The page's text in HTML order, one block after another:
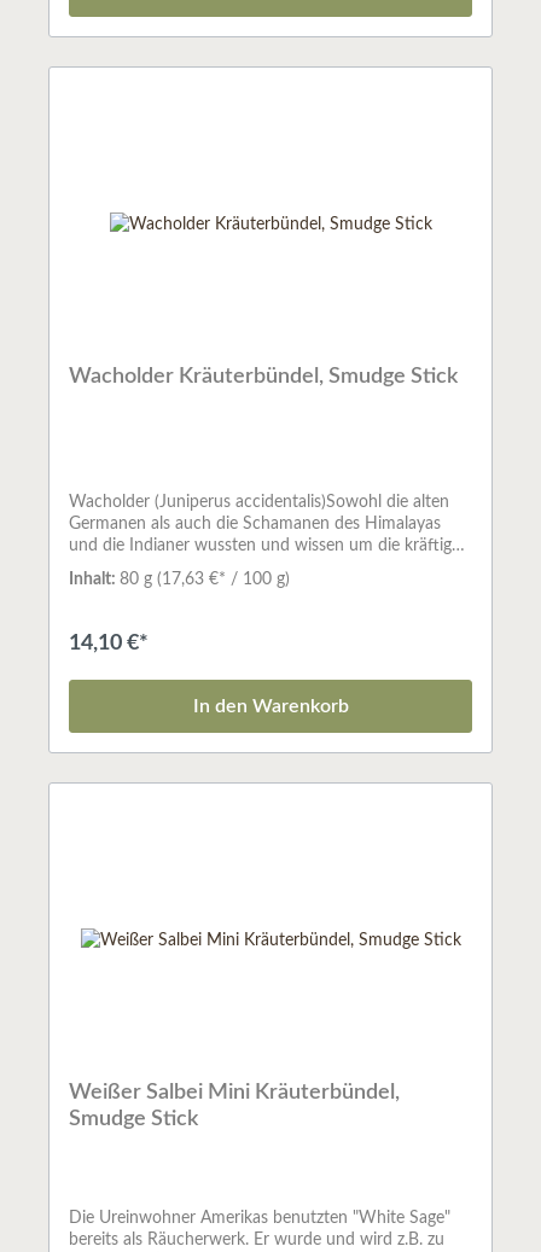
Kraft und können helfen, die Verbindung der
der Luft verwendet.Weißer Salbei reinigt die Aura und
Wacholder Kräuterbündel, Smudge Stick
Wacholder (Juniperus accidentalis)Sowohl die alten
Germanen als auch die Schamanen des Himalayas
und die Indianer wussten und wissen um die kräftigen
Wirkungen des Wacholders. Er wurde zu rituellen,
magischen und medizinischen Zwecken genutzt. Seine
Schwingende ergreift die Flucht und wir selbst sind
gestärkt, den Widrigkeiten des Lebens zu
trotzen.Abfüllmenge: ca. 80 g je Stick
Inhalt: 80 g (17,63 €* / 100 g)
14,10 €*
In den Warenkorb
Weißer Salbei Mini Kräuterbündel,
Smudge Stick
Die Ureinwohner Amerikas benutzten "White Sage"
bereits als Räucherwerk. Er wurde und wird z.B. zu